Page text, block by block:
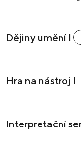
Dějiny umění I
Hra na nástroj I
Interpretační